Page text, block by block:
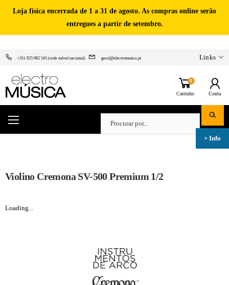
Loja física encerrada de 1 a 31 de agosto. As compras online serão
entregues a partir de setembro.
+351 925 982 545 (rede móvel nacional) geral@electromusica.pt Links
0
Carrinho Conta
Violino Cremona SV-500 Premium 1/2
Loading...